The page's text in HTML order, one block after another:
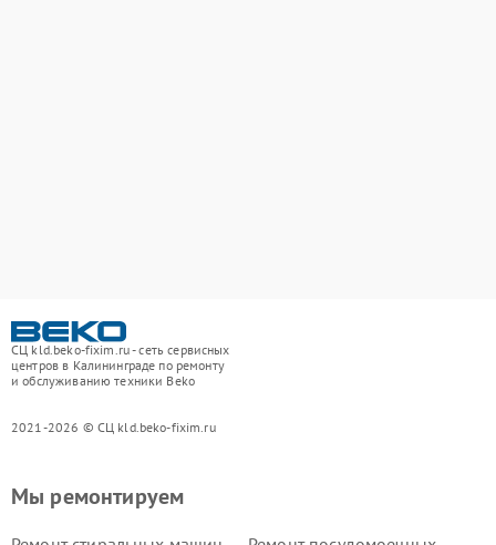
СЦ kld.beko-fixim.ru - сеть сервисных
центров в Калининграде по ремонту
и обслуживанию техники Beko
2021-2026 © СЦ kld.beko-fixim.ru
Мы ремонтируем